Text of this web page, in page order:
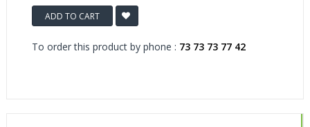
ADD TO CART
To order this product by phone : 73 73 73 77 42